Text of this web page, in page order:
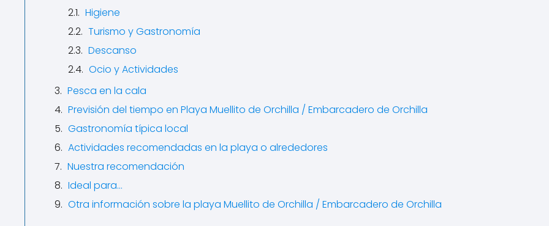
Higiene
Turismo y Gastronomía
Descanso
Ocio y Actividades
Pesca en la cala
Previsión del tiempo en Playa Muellito de Orchilla / Embarcadero de Orchilla
Gastronomía típica local
Actividades recomendadas en la playa o alrededores
Nuestra recomendación
Ideal para…
Otra información sobre la playa Muellito de Orchilla / Embarcadero de Orchilla